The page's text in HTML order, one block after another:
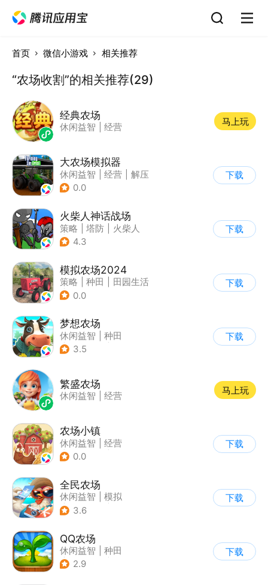
首页 微信小游戏 相关推荐
“农场收割”的相关推荐(29)
经典农场
休闲益智 经营
马上玩
大农场模拟器
休闲益智 经营
解压
| 清新
0.0
下载
火柴人神话战场
策略 塔防
火柴人
| 休闲益智
4.3
下载
模拟农场2024
策略 种田
田园生活
| 写实
0.0
下载
梦想农场
休闲益智
种田
| 田园生活
3.5
下载
繁盛农场
休闲益智 经营
马上玩
农场小镇
休闲益智
经营
| 田园生活
0.0
下载
全民农场
休闲益智
模拟
| 田园生活
3.6
下载
QQ农场
休闲益智
种田
| 田园生活
2.9
下载